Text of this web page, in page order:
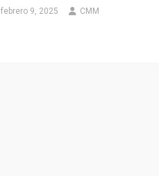
febrero 9, 2025 CMM